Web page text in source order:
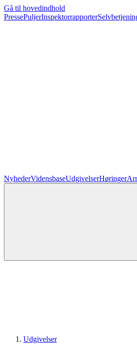
Gå til hovedindhold
PressePuljerInspektorrapporter
NyhederVidensbaseUdgivelserHøringer
Udgivelser